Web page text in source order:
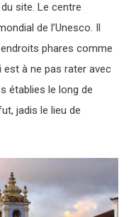
site. Le centre
de l’Unesco. Il
phares comme
est à ne pas rater avec
établies le long de
jadis le lieu de